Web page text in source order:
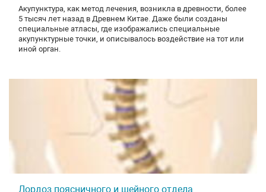
Акупунктура, как метод лечения, возникла в древности, более
5 тысяч лет назад в Древнем Китае. Даже были созданы
специальные атласы, где изображались специальные
акупунктурные точки, и описывалось воздействие на тот или
иной орган.
Лордоз поясничного и шейного отдела